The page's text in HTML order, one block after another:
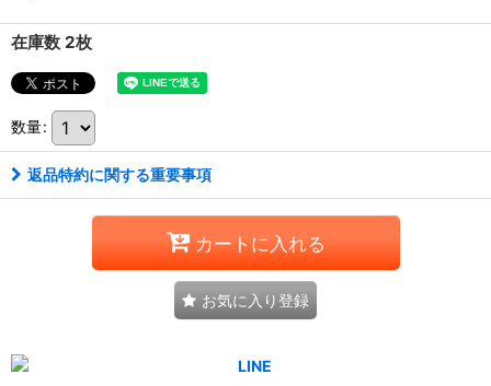
在庫数 2枚
数量:
返品特約に関する重要事項
カートに入れる
お気に入り登録